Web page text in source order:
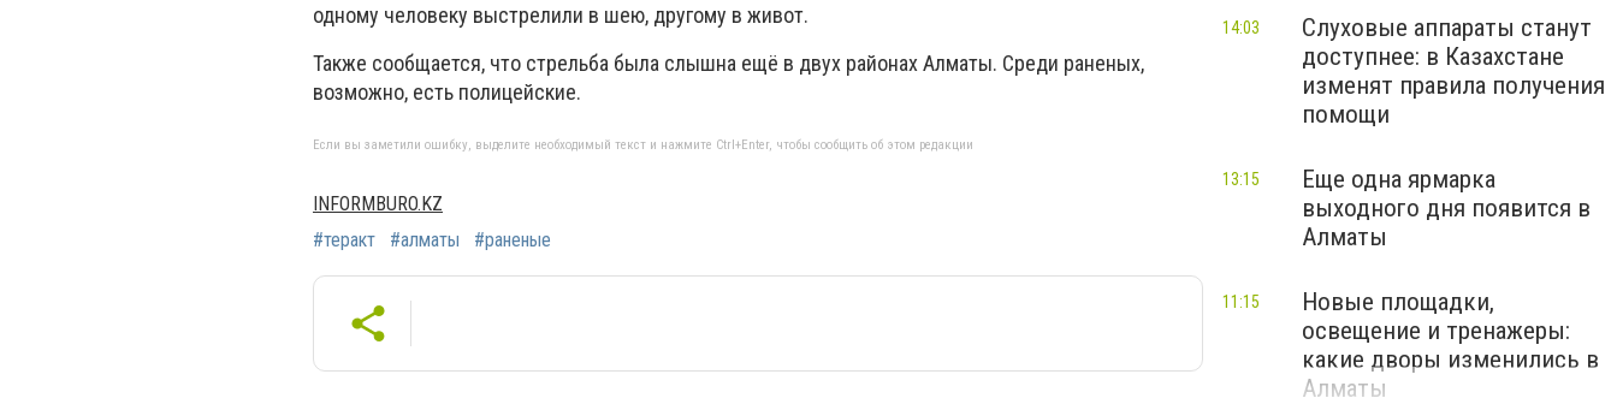
одному человеку выстрелили в шею, другому в живот.
Также сообщается, что стрельба была слышна ещё в двух районах Алматы. Среди раненых,
возможно, есть полицейские.
Если вы заметили ошибку, выделите необходимый текст и нажмите Ctrl+Enter, чтобы сообщить об этом редакции
INFORMBURO.KZ
#теракт
#алматы #раненые
Слуховые аппараты станут
доступнее: в Казахстане
изменят правила получения
помощи
14:03
Еще одна ярмарка
выходного дня появится в
Алматы
13:15
Новые площадки,
освещение и тренажеры:
какие дворы изменились в
Алматы
11:15